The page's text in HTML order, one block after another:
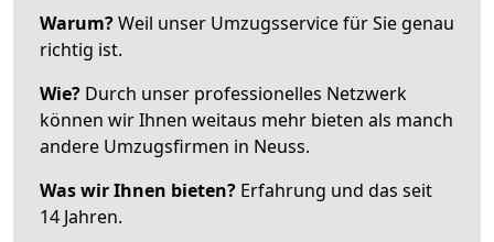
Warum?Weil unser Umzugsservice für Sie genau
richtig ist.
Wie? Durch unser professionelles Netzwerk
können wir Ihnen weitaus mehr bieten als manch
andere Umzugsfirmen in Neuss.
Was wir Ihnen bieten? Erfahrung und das seit
14 Jahren.